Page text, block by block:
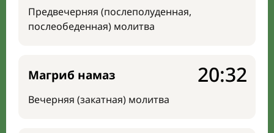
Предвечерняя (послеполуденная,
послеобеденная) молитва
Магриб намаз
Вечерняя (закатная) молитва
20:32